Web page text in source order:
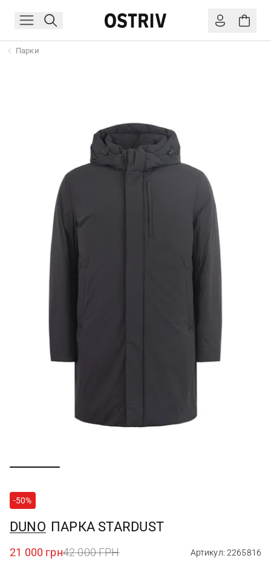
Парки
-50%
DUNO ПАРКА STARDUST
21 000 грн42 000 ГРН Артикул: 2265816